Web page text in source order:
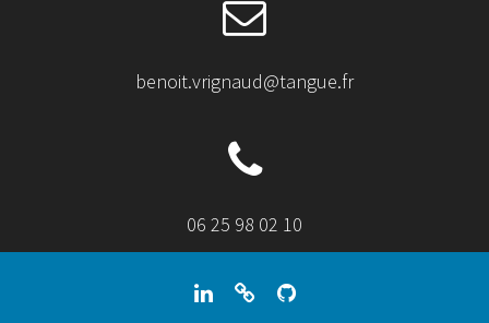
benoit.vrignaud@tangue.fr
06 25 98 02 10